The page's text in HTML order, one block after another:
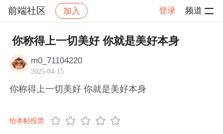
前端社区 加入 登录 频道
社区 前端社区 感慨 帖子详情
你称得上一切美好 你就是美好本身
m0_71104220
2025-04-15
你称得上一切美好 你就是美好本身
给本帖投票